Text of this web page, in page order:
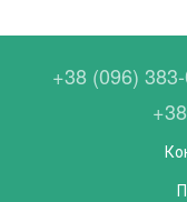
+38 (096)